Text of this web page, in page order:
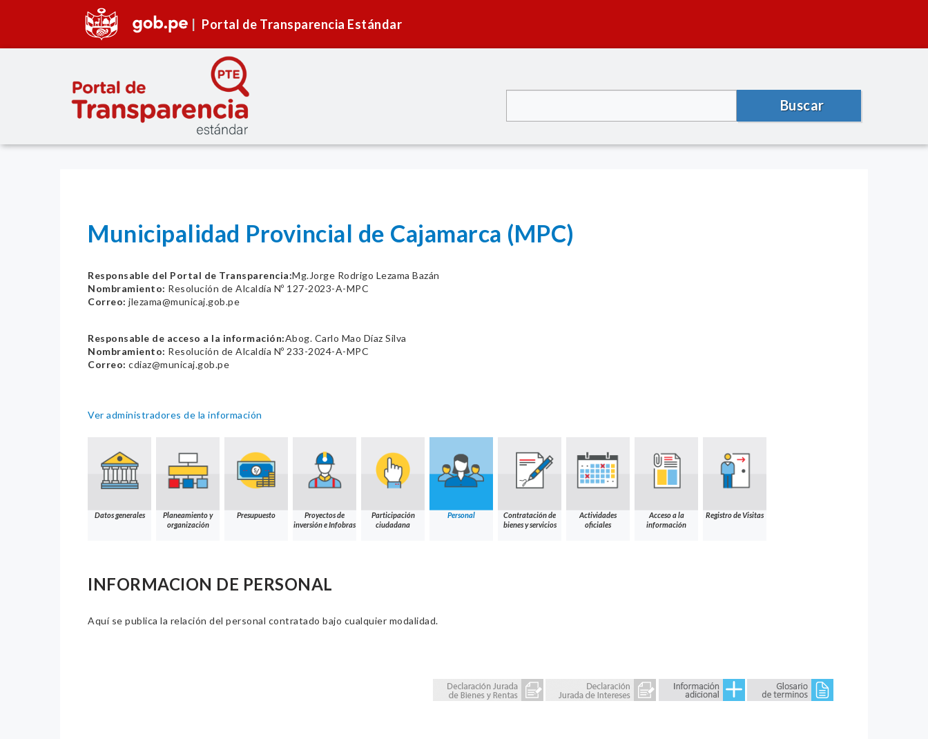
Portal de Transparencia Estándar
Buscar
Municipalidad Provincial de Cajamarca (MPC)
Responsable del Portal de Transparencia:Mg.Jorge Rodrigo Lezama Bazán
Nombramiento: Resolución de Alcaldía Nº 127-2023-A-MPC
Correo: jlezama@municaj.gob.pe
Responsable de acceso a la información:Abog. Carlo Mao Díaz Silva
Nombramiento: Resolución de Alcaldía Nº 233-2024-A-MPC
Correo: cdiaz@municaj.gob.pe
Ver administradores de la información
Datos generales
Planeamiento y
organización
Presupuesto
Proyectos de
inversión e Infobras
Participación
ciudadana
Personal
Contratación de
bienes y servicios
Actividades
oficiales
Acceso a la
información
Registro de Visitas
INFORMACION DE PERSONAL
Aquí se publica la relación del personal contratado bajo cualquier modalidad.